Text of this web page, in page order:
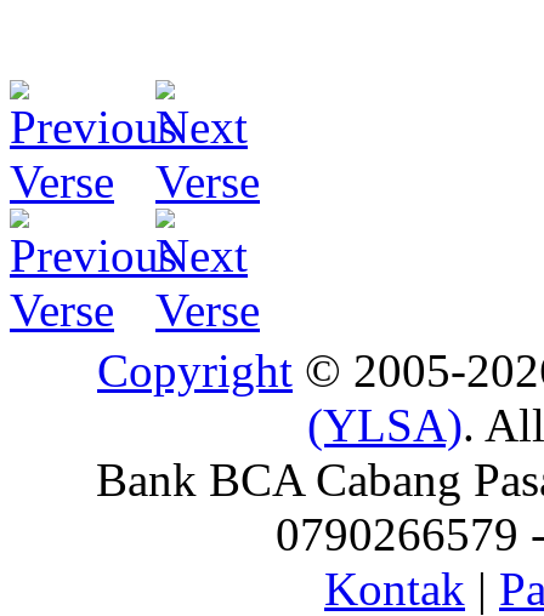
Copyright © 2005-
(YLSA).
Bank BCA Cabang
0790266579
Kontak |